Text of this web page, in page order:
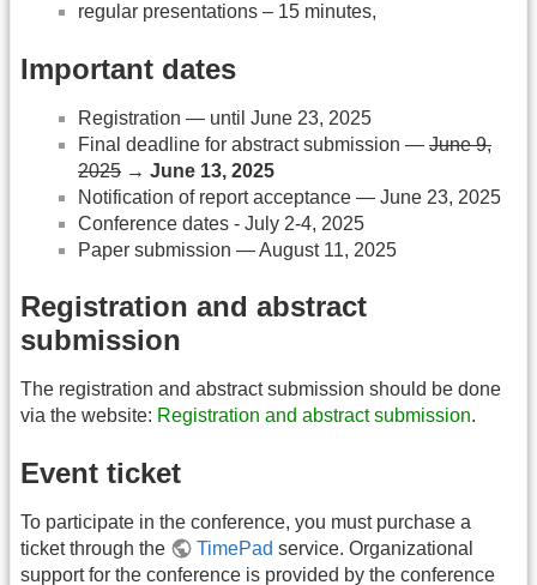
regular presentations – 15 minutes,
Important dates
Registration — until June 23, 2025
Final deadline for abstract submission — June 9,
2025 → June 13, 2025
Notification of report acceptance — June 23, 2025
Conference dates - July 2-4, 2025
Paper submission — August 11, 2025
Registration and abstract
submission
The registration and abstract submission should be done
via the website: Registration and abstract submission.
Event ticket
To participate in the conference, you must purchase a
ticket through the
TimePad service. Organizational
support for the conference is provided by the conference